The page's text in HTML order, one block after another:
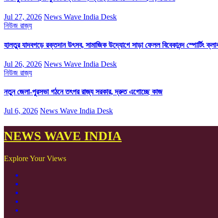
Jul 27, 2026 News Wave India Desk
নিউজ রাজ্য
হালতুর যাদবগড়ে রক্তদান উৎসব, সামাজিক উদ্যোগে সাড়া ফেলল বিবেকানন্দ স্পোর্টিং
Jul 26, 2026 News Wave India Desk
নিউজ রাজ্য
নতুন জেলা-পুরসভা গঠনে তৎপর রাজ্য সরকার, দ্রুত এগোচ্ছে কাজ
Jul 6, 2026 News Wave India Desk
NEWS WAVE INDIA
Explore Your Views